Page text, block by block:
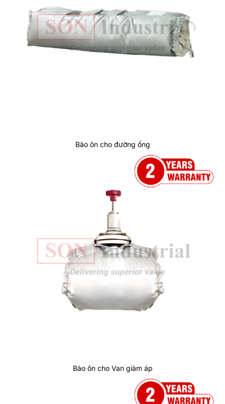
Bảo ôn cho đường ống
Bảo ôn cho Van giảm áp